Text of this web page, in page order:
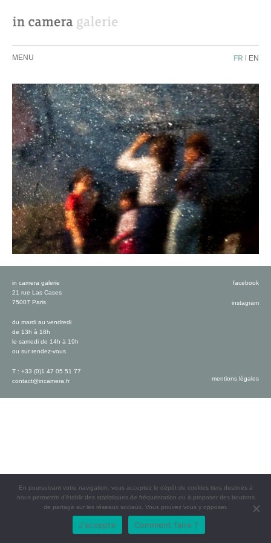
MENU FR | EN
in camera galerie
21 rue Las Cases
75007 Paris
du mardi au vendredi
de 13h à 18h
le samedi de 14h à 19h
ou sur rendez-vous
T : +33 (0)1 47 05 51 77
contact@incamera.fr
facebook
instagram
mentions légales
En poursuivant votre navigation, vous acceptez le dépôt de cookies tiers destinés à
nous permettre d’établir des statistiques de fréquentation ou à proposer des boutons
de partage sur les réseaux sociaux. Vous pouvez vous y opposer.
J'accepte Comment faire ?